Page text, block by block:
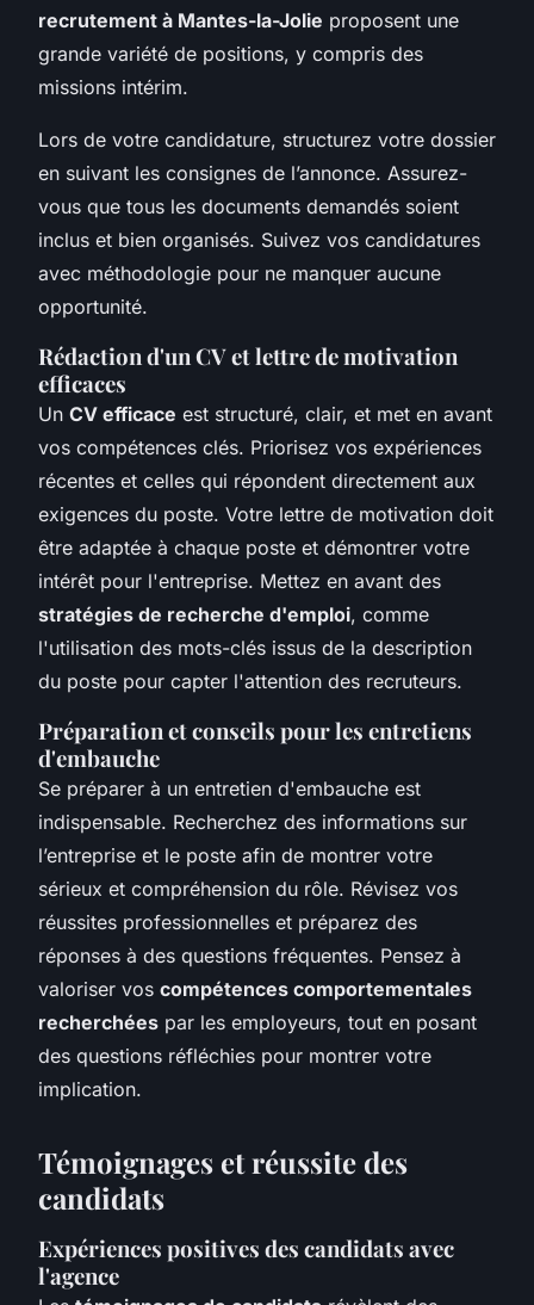
recrutement à Mantes-la-Jolie proposent une
grande variété de positions, y compris des
missions intérim.
Lors de votre candidature, structurez votre dossier
en suivant les consignes de l’annonce. Assurez-
vous que tous les documents demandés soient
inclus et bien organisés. Suivez vos candidatures
avec méthodologie pour ne manquer aucune
opportunité.
Rédaction d'un CV et lettre de motivation
efficaces
Un CV efficace est structuré, clair, et met en avant
vos compétences clés. Priorisez vos expériences
récentes et celles qui répondent directement aux
exigences du poste. Votre lettre de motivation doit
être adaptée à chaque poste et démontrer votre
intérêt pour l'entreprise. Mettez en avant des
stratégies de recherche d'emploi, comme
l'utilisation des mots-clés issus de la description
du poste pour capter l'attention des recruteurs.
Préparation et conseils pour les entretiens
d'embauche
Se préparer à un entretien d'embauche est
indispensable. Recherchez des informations sur
l’entreprise et le poste afin de montrer votre
sérieux et compréhension du rôle. Révisez vos
réussites professionnelles et préparez des
réponses à des questions fréquentes. Pensez à
valoriser vos compétences comportementales
recherchées par les employeurs, tout en posant
des questions réfléchies pour montrer votre
implication.
Témoignages et réussite des
candidats
Expériences positives des candidats avec
l'agence